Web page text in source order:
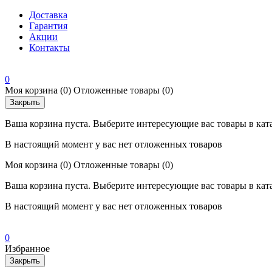
Доставка
Гарантия
Акции
Контакты
0
Моя корзина (0) Отложенные товары (0)
Закрыть
Ваша корзина пуста. Выберите интересующие вас товары в
В настоящий момент у вас нет отложенных товаров
Моя корзина (0) Отложенные товары (0)
Ваша корзина пуста. Выберите интересующие вас товары в
В настоящий момент у вас нет отложенных товаров
0
Избранное
Закрыть